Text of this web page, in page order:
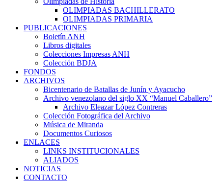
OLIMPIADAS BACHILLERATO
OLIMPIADAS PRIMARIA
PUBLICACIONES
Boletín ANH
Libros digitales
Colecciones Impresas ANH
Colección BDJA
FONDOS
ARCHIVOS
Bicentenario de Batallas de Junín y Ayacucho
Archivo venezolano del siglo XX “Manuel Caballero”
Archivo Eleazar López Contreras
Colección Fotográfica del Archivo
Música de Miranda
Documentos Curiosos
ENLACES
LINKS INSTITUCIONALES
ALIADOS
NOTICIAS
CONTACTO